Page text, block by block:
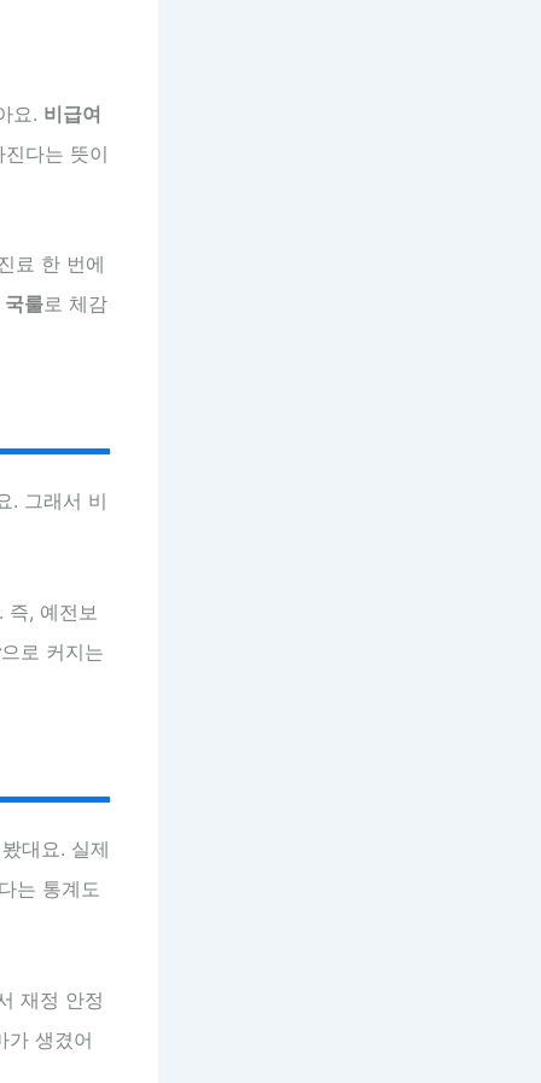
요. 비급여
다는 뜻이
료 한 번에
국룰로 체감
. 그래서 비
즉, 예전보
으로 커지는
대요. 실제
는 통계도
재정 안정
가 생겼어